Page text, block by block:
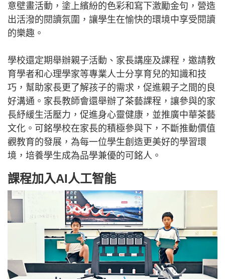
意壁畫活動，塗上繽紛的色彩和寫下激勵金句，營造
出活潑的閱讀氛圍，讓學生在愉快的環境中享受閱讀
的樂趣。
學校還定期舉辦親子活動、家長講座及課程，邀請教
育學者和心理學家等專業人士分享育兒的知識和技
巧，幫助家長更了解孩子的需求，促進親子之間的良
好溝通。家長教師會還舉辦了茶藝課程，讓參與的家
長紓緩生活壓力，促進身心靈健康，並推廣中華茶藝
文化。可銘學校在家長的積極參與下，不斷推動價值
觀教育的發展，為每一位學生創造更美好的學習環
境，培養學生成為品學兼優的可銘人。
課程加入AI人工智能